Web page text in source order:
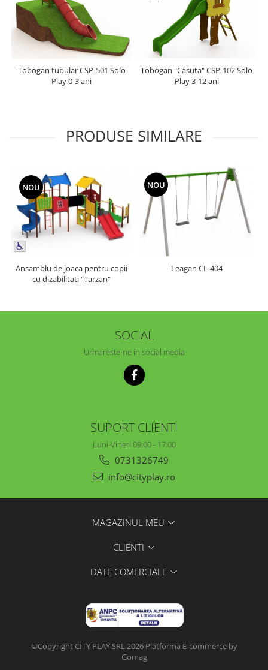
Tobogan tubular CSP-501 Solo
Play 0-3 ani
Tobogan "Casuta" CSP-102 Solo
Play 3-12 ani
PRODUSE SIMILARE
NOU
Ansamblu de joaca pentru copii
cu dizabilitati "Tarzan"
NOU
Leagan CL-404
SOCIAL
Urmareste-ne in social media
SUPORT CLIENTI
Luni-Vineri 09:00 - 17:00
0731326749
info@cityplay.ro
MAGAZINUL MEU
CLIENTI
DATE COMERCIALE
©Copyright CITY PLAY SRL 2026 Platforma E-commerce by
Gomag